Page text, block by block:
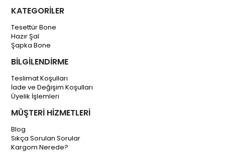
KATEGORİLER
Tesettür Bone
Hazır Şal
Şapka Bone
BİLGİLENDİRME
Teslimat Koşulları
İade ve Değişim Koşulları
Üyelik İşlemleri
MÜŞTERİ HİZMETLERİ
Blog
Sıkça Sorulan Sorular
Kargom Nerede?